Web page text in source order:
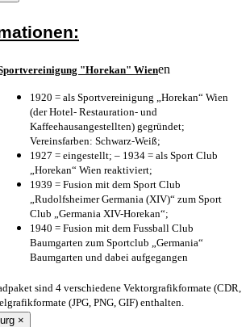
"Horekan" Wienen
1920 = als Sportvereinigung „Horekan“ Wien
(der Hotel- Restauration- und
Kaffeehausangestellten) gegründet;
Vereinsfarben: Schwarz-Weiß;
1927 = eingestellt; – 1934 = als Sport Club
„Horekan“ Wien reaktiviert;
1939 = Fusion mit dem Sport Club
„Rudolfsheimer Germania (XIV)“ zum Sport
Club „Germania XIV-Horekan“;
1940 = Fusion mit dem Fussball Club
Baumgarten zum Sportclub „Germania“
Baumgarten und dabei aufgegangen
sind 4 verschiedene Vektorgrafikformate (CDR,
(JPG, PNG, GIF) enthalten.
×